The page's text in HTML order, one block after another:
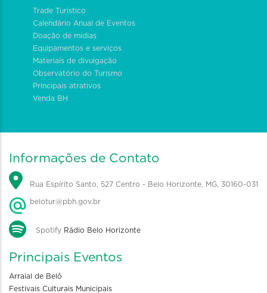
Trade Turístico
Calendário Anual de Eventos
Doação de mídias
Equipamentos e serviços
Materiais de divulgação
Observatório do Turismo
Principais atrativos
Venda BH
Informações de Contato
Rua Espírito Santo, 527 Centro - Belo Horizonte, MG, 30160-031
belotur@pbh.gov.br
Spotify Rádio Belo Horizonte
Principais Eventos
Arraial de Belô
Festivais Culturais Municipais